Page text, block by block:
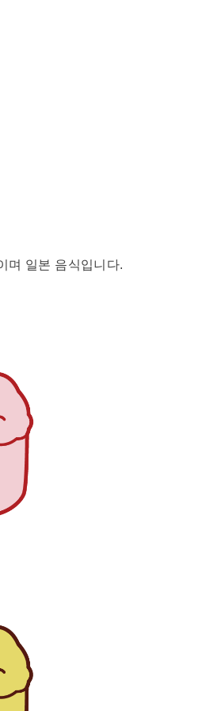
며 일본 음식입니다.